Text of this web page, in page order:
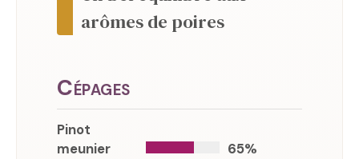
arômes de poires
Cépages
Pinot
meunier
65%